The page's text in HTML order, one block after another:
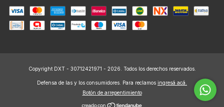
Copyright DXT - 30712421971 - 2026. Todos los derechos reservados.
Defensa de las y los consumidores. Para reclamos ingresá acá.
Botón de arrepentimiento